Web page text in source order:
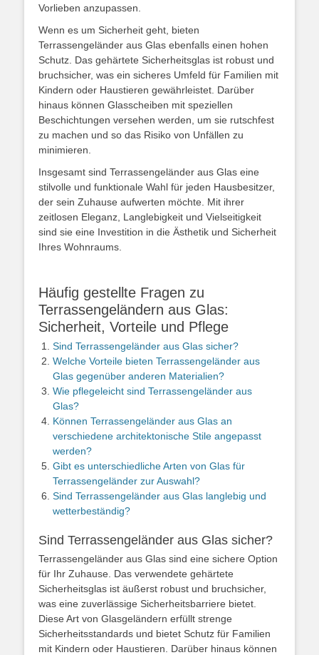
Vorlieben anzupassen.
Wenn es um Sicherheit geht, bieten
Terrassengeländer aus Glas ebenfalls einen hohen
Schutz. Das gehärtete Sicherheitsglas ist robust und
bruchsicher, was ein sicheres Umfeld für Familien mit
Kindern oder Haustieren gewährleistet. Darüber
hinaus können Glasscheiben mit speziellen
Beschichtungen versehen werden, um sie rutschfest
zu machen und so das Risiko von Unfällen zu
minimieren.
Insgesamt sind Terrassengeländer aus Glas eine
stilvolle und funktionale Wahl für jeden Hausbesitzer,
der sein Zuhause aufwerten möchte. Mit ihrer
zeitlosen Eleganz, Langlebigkeit und Vielseitigkeit
sind sie eine Investition in die Ästhetik und Sicherheit
Ihres Wohnraums.
Häufig gestellte Fragen zu
Terrassengeländern aus Glas:
Sicherheit, Vorteile und Pflege
Sind Terrassengeländer aus Glas sicher?
Welche Vorteile bieten Terrassengeländer aus
Glas gegenüber anderen Materialien?
Wie pflegeleicht sind Terrassengeländer aus
Glas?
Können Terrassengeländer aus Glas an
verschiedene architektonische Stile angepasst
werden?
Gibt es unterschiedliche Arten von Glas für
Terrassengeländer zur Auswahl?
Sind Terrassengeländer aus Glas langlebig und
wetterbeständig?
Sind Terrassengeländer aus Glas sicher?
Terrassengeländer aus Glas sind eine sichere Option
für Ihr Zuhause. Das verwendete gehärtete
Sicherheitsglas ist äußerst robust und bruchsicher,
was eine zuverlässige Sicherheitsbarriere bietet.
Diese Art von Glasgeländern erfüllt strenge
Sicherheitsstandards und bietet Schutz für Familien
mit Kindern oder Haustieren. Darüber hinaus können